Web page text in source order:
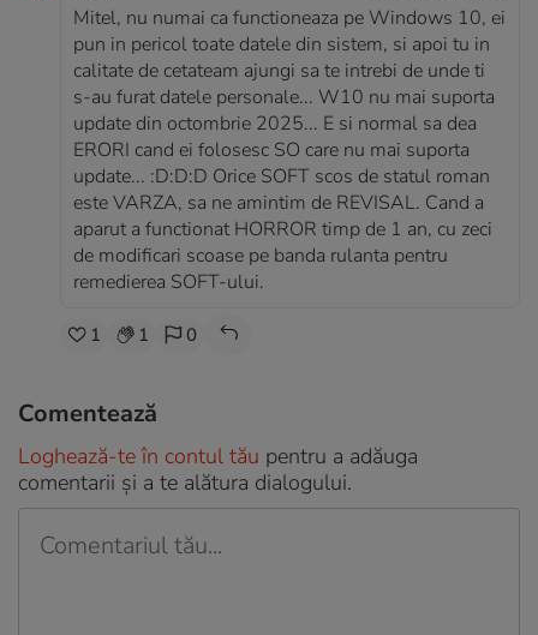
Mitel, nu numai ca functioneaza pe Windows 10, ei
pun in pericol toate datele din sistem, si apoi tu in
calitate de cetateam ajungi sa te intrebi de unde ti
s-au furat datele personale... W10 nu mai suporta
update din octombrie 2025... E si normal sa dea
ERORI cand ei folosesc SO care nu mai suporta
update... :D:D:D Orice SOFT scos de statul roman
este VARZA, sa ne amintim de REVISAL. Cand a
aparut a functionat HORROR timp de 1 an, cu zeci
de modificari scoase pe banda rulanta pentru
remedierea SOFT-ului.
1 1 0
Comentează
Loghează-te în contul tău pentru a adăuga
comentarii și a te alătura dialogului.